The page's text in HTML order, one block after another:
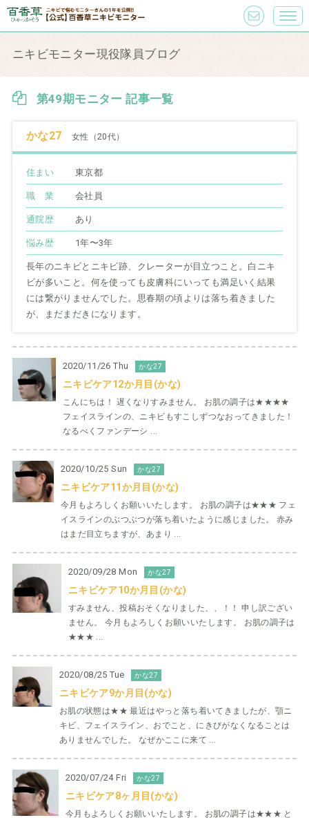
ニキビモニター現役隊員ブログ
第49期モニター 記事一覧
かな27 女性（20代）
住まい 東京都
職 業 会社員
通院歴 あり
悩み歴 1年〜3年
長年のニキビとニキビ跡、クレーターが目立つこと。白ニキ
ビが多いこと。何を使っても皮膚科にいっても満足いく結果
には繋がりませんでした。思春期の頃よりは落ち着きました
が、まだまだきになります。
2020/11/26 Thu かな27
ニキビケア12か月目(かな)
こんにちは！ 遅くなりすみません。 お肌の調子は★★★★
フェイスラインの、ニキビもすこしずつなおってきました！
なるべくファンデーシ ...
2020/10/25 Sun かな27
ニキビケア11か月目(かな)
今月もよろしくお願いいたします。 お肌の調子は★★★ フェ
イスラインのぶつぶつが落ち着いたように感じました。 赤み
はまだ目立ちますが、あまり ...
2020/09/28 Mon かな27
ニキビケア10か月目(かな)
すみません、投稿おそくなりました、、！！ 申し訳ござい
ません。 今月もよろしくお願いいたします。 お肌の調子は
★★★ ...
2020/08/25 Tue かな27
ニキビケア9か月目(かな)
お肌の状態は★★ 最近はやっと落ち着いてきましたが、顎ニ
キビ、フェイスライン、おでこと、にきびがなくなることは
ありませんでした。 なぜかここに来て ...
2020/07/24 Fri かな27
ニキビケア8ヶ月目(かな)
今月もよろしくお願いいたします。 お肌の調子は★★★ と